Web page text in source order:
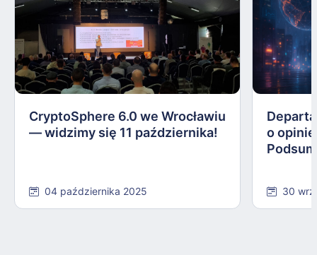
CryptoSphere 6.0 we Wrocławiu
— widzimy się 11 października!
04 października 2025
o opinie
30